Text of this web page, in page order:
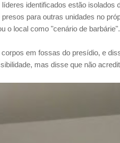
identificados estão isolados
para outras unidades no
o local como "cenário de barbárie".
em fossas do presídio, e
mas disse que não